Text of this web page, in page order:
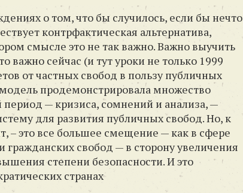
о том, что бы случилось, если бы нечто
контрфактическая альтернатива,
смысле это не так важно. Важно выучить
важно сейчас (и тут уроки не только 1999
от частных свобод в пользу публичных
продемонстрировала множество
— кризиса, сомнений и анализа, —
для развития публичных свобод. Но, к
это все большее смещение — как в сфере
гражданских свобод — в сторону увеличения
степени безопасности. И это
странах